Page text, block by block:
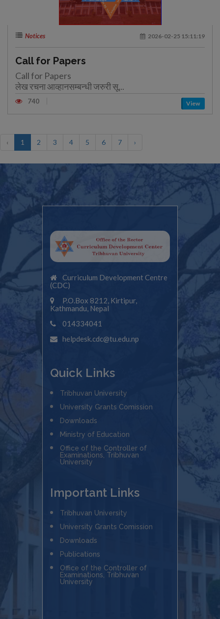
Notices 2026-02-25 15:11:19
Call for Papers
Call for Papers
लेख रचना आव्हानसम्बन्धी जरुरी सू...
740 View
‹ 1 2 3 4 5 6 7 ›
Curriculum Development Centre
(CDC)
P.O.Box 8212, Kirtipur,
Kathmandu, Nepal
014334041
helpdesk.cdc@tu.edu.np
Quick Links
Tribhuvan University
University Grants Comission
Downloads
Ministry of Education
Office of the Controller of
Examinations, Tribhuvan
University
Important Links
Tribhuvan University
University Grants Comission
Downloads
Publications
Office of the Controller of
Examinations, Tribhuvan
University